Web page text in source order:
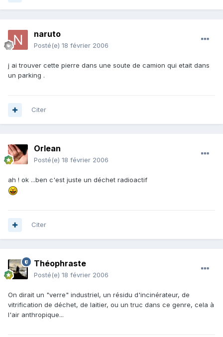
naruto
Posté(e) 18 février 2006
j ai trouver cette pierre dans une soute de camion qui etait dans
un parking .
Citer
Orlean
Posté(e) 18 février 2006
ah ! ok ...ben c'est juste un déchet radioactif
Citer
Théophraste
Posté(e) 18 février 2006
On dirait un "verre" industriel, un résidu d'incinérateur, de
vitrification de déchet, de laitier, ou un truc dans ce genre, cela à
l'air anthropique...